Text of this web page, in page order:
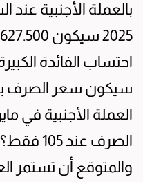
بالعملة الأجنبية
سيكون سعر الصرف
الصرف
والمتوقع أن تستمر